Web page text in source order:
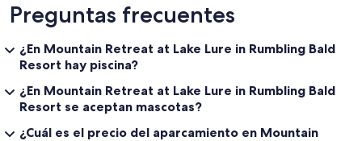
Preguntas frecuentes
¿En Mountain Retreat at Lake Lure in Rumbling Bald
Resort hay piscina?
¿En Mountain Retreat at Lake Lure in Rumbling Bald
Resort se aceptan mascotas?
¿Cuál es el precio del aparcamiento en Mountain